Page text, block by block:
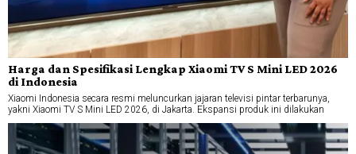
Harga dan Spesifikasi Lengkap Xiaomi TV S Mini LED 2026
di Indonesia
Xiaomi Indonesia secara resmi meluncurkan jajaran televisi pintar terbarunya,
yakni Xiaomi TV S Mini LED 2026, di Jakarta. Ekspansi produk ini dilakukan